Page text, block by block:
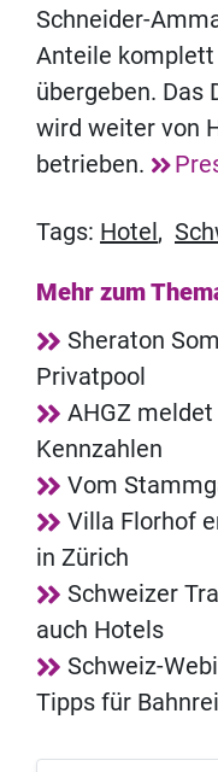
Schneider-
Anteile
übergeben. Das
wird weiter von
betrieben.
Tags: Hotel ,
Mehr zum
Sheraton
Privatpool
AHGZ
Kennzahlen
Vom
Villa Florhof
in Zürich
Schweizer
auch Hotels
Schweiz-
Tipps für